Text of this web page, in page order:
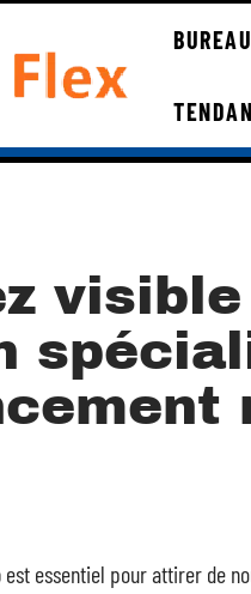
essentiel pour attirer de